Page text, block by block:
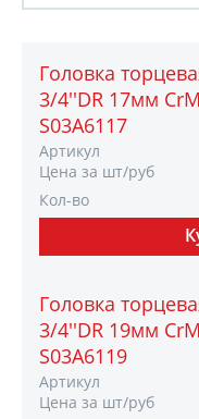
Головка
3/4''DR 17мм
S03A6117
Артикул
Цена за шт/руб
Кол-во
Головка
3/4''DR 19мм
S03A6119
Артикул
Цена за шт/руб